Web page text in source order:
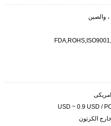
، والصين